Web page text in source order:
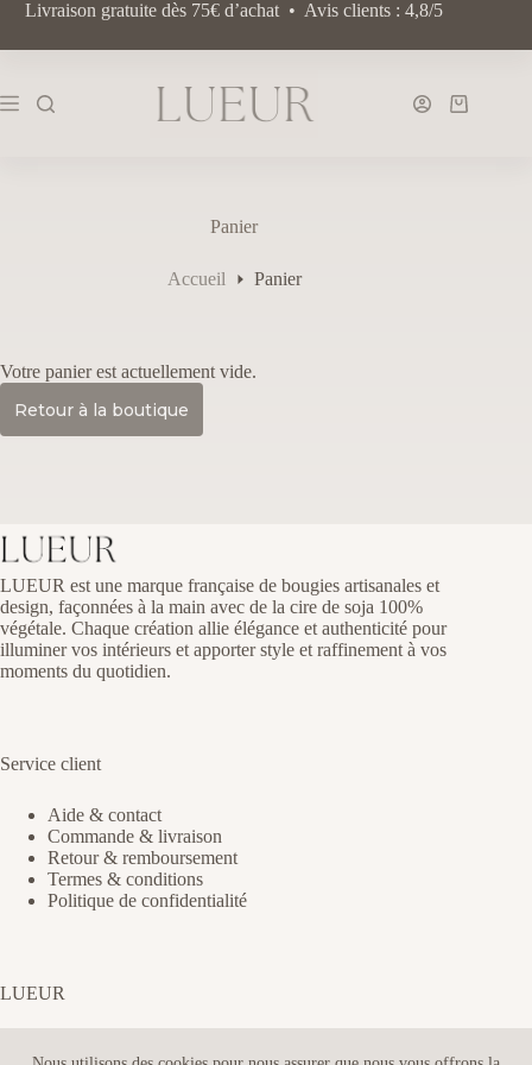
Passer
contenu
Livraison gratuite dès 75€ d’achat • Avis clients : 4,8/5
Panier
Panier
Accueil Panier
Votre panier est actuellement vide.
Retour à la boutique
LUEUR est une marque française de bougies artisanales et
design, façonnées à la main avec de la cire de soja 100%
végétale. Chaque création allie élégance et authenticité pour
illuminer vos intérieurs et apporter style et raffinement à vos
moments du quotidien.
Service client
Aide & contact
Commande & livraison
Retour & remboursement
Termes & conditions
Politique de confidentialité
LUEUR